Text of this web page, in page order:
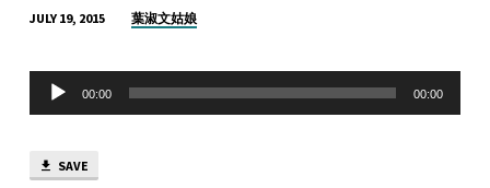
債
一
身
JULY 19, 2015 葉淑文姑娘
Audio
Player
00:00 00:00
SAVE